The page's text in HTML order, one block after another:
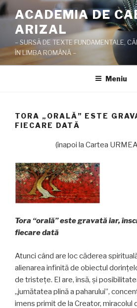
Sari
la
conținut
ACADEMIA DE
ARIZAL
– SURSĂ DE TEXTE FUNDAMENTALE,
ÎN LIMBA ROMÂNĂ –
Meniu
TORA „ORALĂ” ESTE
FIECARE DATĂ
(înapoi la Cartea
Tora “orală” este gravată iar,
fiecare dată
Atunci când are loc căderea
alienarea infinită de obiectul
de tristeţe. El are, însă, şi
„jumătatea plină a paharului”,
imens primit de la Creator, miracolul